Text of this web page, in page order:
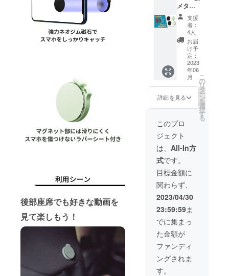
後部座席でも好きな動画を
見て楽しもう！
ご注文
状況、
使用部
材の供
給状
況、製
造工程
上の都
合等に
より出
荷時期
が遅れ
ます。
割引率
は販売
予定価
格に送
料を含
む合計
金額に
対する
もので
す。 ※
色の組
み合わ
とグ
リーン
の2色か
らお選
びいた
だけま
す。 ※
ご注文
状況、
使用部
材の供
給状
況、製
造工程
上の都
合等に
より出
荷時期
メタル
プレー
ト付き)
× 4点 ・
一般販
売予定
価格：
24,000
円（消
費税・
送料込
み） ・
割引価
格：
16,800
円（消
費税・
送料込
み） ※
割引率
は販売
予定価
格に送
料を含
む合計
金額に
対する
もので
す。 ※
色の組
み合わ
せはブ
支援
者：
4人
お届
け予
定：
2023
年06
月
詳細を見る
こ
の
リ
タ
ー
ン
を
選
択
す
る
このプロ
ジェクト
は、 All-In方
式です。
目標金額に
関わらず、
2023/04/30
23:59:59ま
でに集まっ
た金額が
ファンディ
ングされま
す。